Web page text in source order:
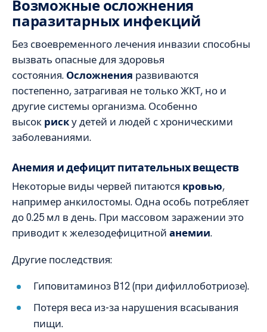
Возможные осложнения
паразитарных инфекций
Без своевременного лечения инвазии способны
вызвать опасные для здоровья
состояния. Осложнения развиваются
постепенно, затрагивая не только ЖКТ, но и
другие системы организма. Особенно
высок риску детей и людей с хроническими
заболеваниями.
Анемия и дефицит питательных веществ
Некоторые виды червей питаются кровью,
например анкилостомы. Одна особь потребляет
до 0.25 мл в день. При массовом заражении это
приводит к железодефицитной анемии.
Другие последствия:
Гиповитаминоз B12 (при дифиллоботриозе).
Потеря веса из-за нарушения всасывания
пищи.